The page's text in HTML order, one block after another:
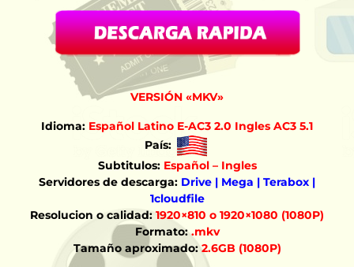
VERSIÓN «MKV»
Idioma: Español Latino E-AC3 2.0 Ingles AC3 5.1
País:
Subtitulos: Español – Ingles
Servidores de descarga: Drive | Mega | Terabox |
1cloudfile
Resolucion o calidad: 1920×810 o 1920×1080 (1080P)
Formato: .mkv
Tamaño aproximado: 2.6GB (1080P)